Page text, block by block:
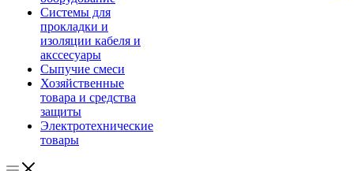
Системы для
прокладки и
изоляции кабеля и
акссесуары
Сыпучие смеси
Хозяйственные
товара и средства
защиты
Электротехнические
товары